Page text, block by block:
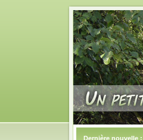
Dernière nouvelle :